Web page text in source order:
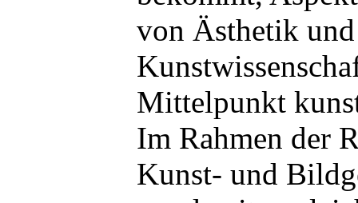
von Ästhetik
Mittelpunkt
Im Rahmen der
Kunst- und